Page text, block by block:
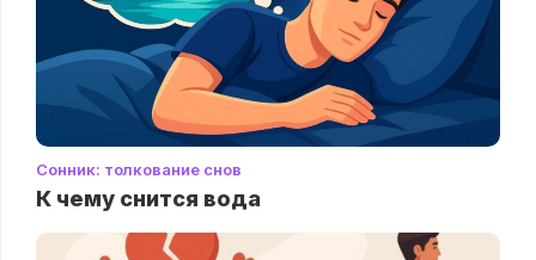
Сонник: толкование снов
К чему снится вода